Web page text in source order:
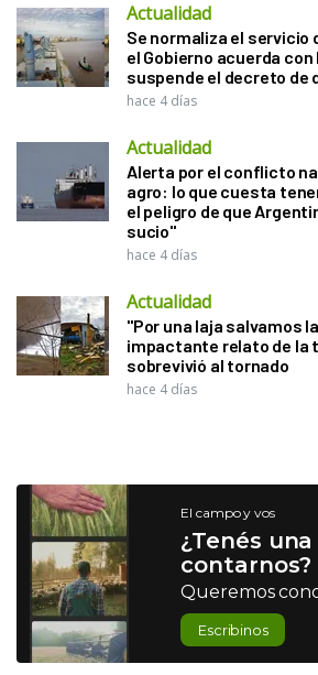
Actualidad
Se normaliza el servicio
el Gobierno acuerda
suspende el decreto de
hace 4 días
Actualidad
Alerta por el conflicto
agro: lo que cuesta
el peligro de que
sucio"
hace 4 días
Actualidad
"Por una laja salvamos
impactante relato de la
sobrevivió al tornado
hace 4 días
El campo y vos
¿Tenés
contarnos?
Queremos
Escribinos